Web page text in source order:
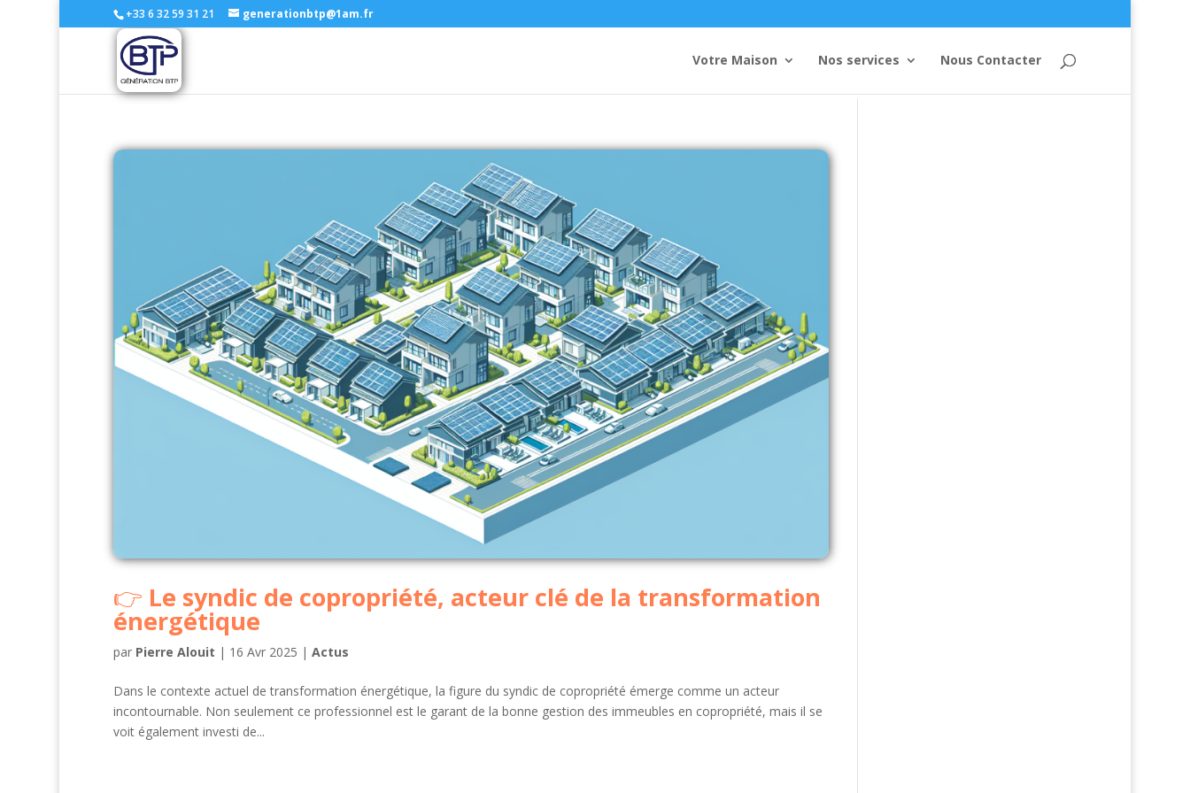
+33 6 32 59 31 21 generationbtp@1am.fr
Votre Maison Nos services Nous Contacter
Le syndic de copropriété, acteur clé de la transformation
énergétique
par Pierre Alouit | 16 Avr 2025 | Actus
Dans le contexte actuel de transformation énergétique, la figure du syndic de copropriété émerge comme un acteur
incontournable. Non seulement ce professionnel est le garant de la bonne gestion des immeubles en copropriété, mais il se
voit également investi de...